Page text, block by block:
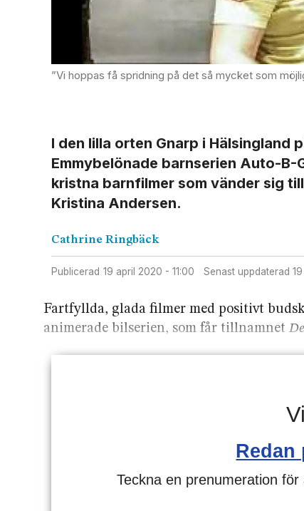
”Vi hoppas få spridning på det så mycket som möjligt, både bland kristna och okristna, föreningar och
I den lilla orten Gnarp i
Emmybelönade barnserien Auto-
kristna barnfilmer som vänder sig
Kristina Andersen.
Cathrine Ringbäck
Publicerad 19 april 2020 - 11:00 Senast uppdaterad
Fartfyllda, glada filmer med positivt
animerade bilserien, som får tillnamnet
Redan
Teckna en prenumeration